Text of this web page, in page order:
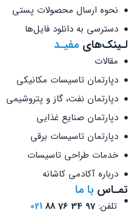
نحوه ارسال محصولات پستی
دسترسی به دانلود فایل‌ها
لـینک‌های مفیـد
مقالات
دپارتمان تاسیسات مکانیکی
دپارتمان نفت، گاز و پتروشیمی
دپارتمان صنایع غذایی
دپارتمان تاسیسات برقی
خدمات طراحی تاسیسات
درباره آکادمی کاشانه
تمـاس با ما
تلفن: 97 34 76 88
021